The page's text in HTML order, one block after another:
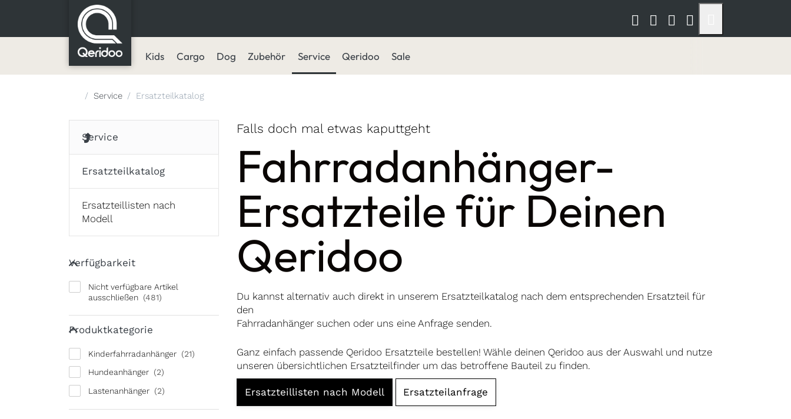
Kids Cargo Dog Zubehör Service Qeridoo Sale
Startseite
Service Ersatzteilkatalog
Service
Ersatzteilkatalog
Ersatzteillisten nach
Modell
Verfügbarkeit
Verfügbarkeit
Nicht verfügbare Artikel
ausschließen
Produktkategorie
Produktkategorie
Kinderfahrradanhänger
Hundeanhänger
Lastenanhänger
Falls doch mal etwas kaputtgeht
Fahrrad­anhänger-
Ersatzteile für Deinen
Qeridoo
Du kannst alternativ auch direkt in unserem Ersatzteilkatalog nach dem entsprechenden Ersatzteil für
den
Fahrradanhänger suchen oder uns eine Anfrage senden.
Ganz einfach passende Qeridoo Ersatzteile bestellen! Wähle deinen Qeridoo aus der Auswahl und nutze
unseren übersichtlichen Ersatzteilfinder um das betroffene Bauteil zu finden.
Ersatzteillisten nach Modell Ersatzteilanfrage